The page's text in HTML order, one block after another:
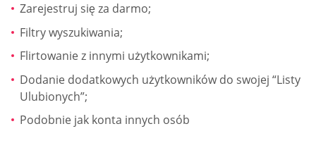
Zarejestruj się za darmo;
Filtry wyszukiwania;
Flirtowanie z innymi użytkownikami;
Dodanie dodatkowych użytkowników do swojej “Listy
Ulubionych”;
Podobnie jak konta innych osób